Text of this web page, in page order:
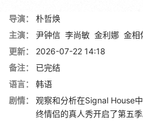
导演：
朴哲焕
主演：
尹钟信 李尚敏 金利娜 金相
更新：
2026-07-22 14:18
备注：
已完结
语言：
韩语
剧情：
观察和分析在Signal House
终情侣的真人秀开启了第五季